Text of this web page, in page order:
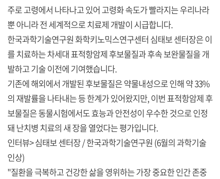
주로 고령에서 나타나고 있어 고령화 속도가 빨라지는 우리나라
뿐 아니라 전 세계적으로 치료제 개발이 시급합니다.
한국과학기술연구원 화학키노믹스연구센터 심태보 센터장은 이
를 치료하는 차세대 표적항암제 후보물질과 후속 보완물질을 개
발하고 기술 이전에 기여했습니다.
기존에 해외에서 개발된 후보물질은 약물내성으로 인해 약 33%
의 재발률을 나타내는 등 한계가 있어왔지만, 이번 표적항암제 후
보물질은 동물시험에서도 효능과 안전성이 우수한 것으로 인정
돼 난치병 치료의 새 장을 열었다는 평가입니다.
인터뷰> 심태보 센터장 / 한국과학기술연구원 (6월의 과학기술
인상)
"질환을 극복하고 건강한 삶을 영위하는 가장 중요한 인간 존중